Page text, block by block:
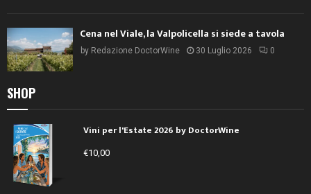
Cena nel Viale, la Valpolicella si siede a tavola
by Redazione DoctorWine 30 Luglio 2026 0
SHOP
Vini per l'Estate 2026 by DoctorWine
€10,00